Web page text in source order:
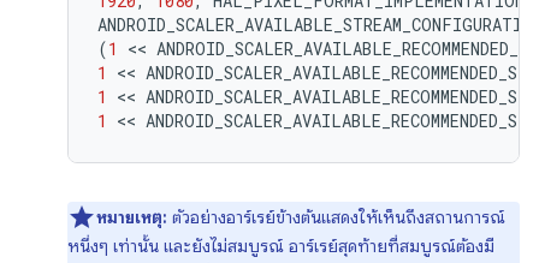
(1 <<
1
<<
1
<<
1
<<
หมายเหตุ: ตัวอย่างอาร์เรย์ข้างต้นแสดงให้เห็นถึงสถานการณ์
หนึ่งๆ เท่านั้น และยังไม่สมบูรณ์ อาร์เรย์สุดท้ายที่สมบูรณ์ต้องมี